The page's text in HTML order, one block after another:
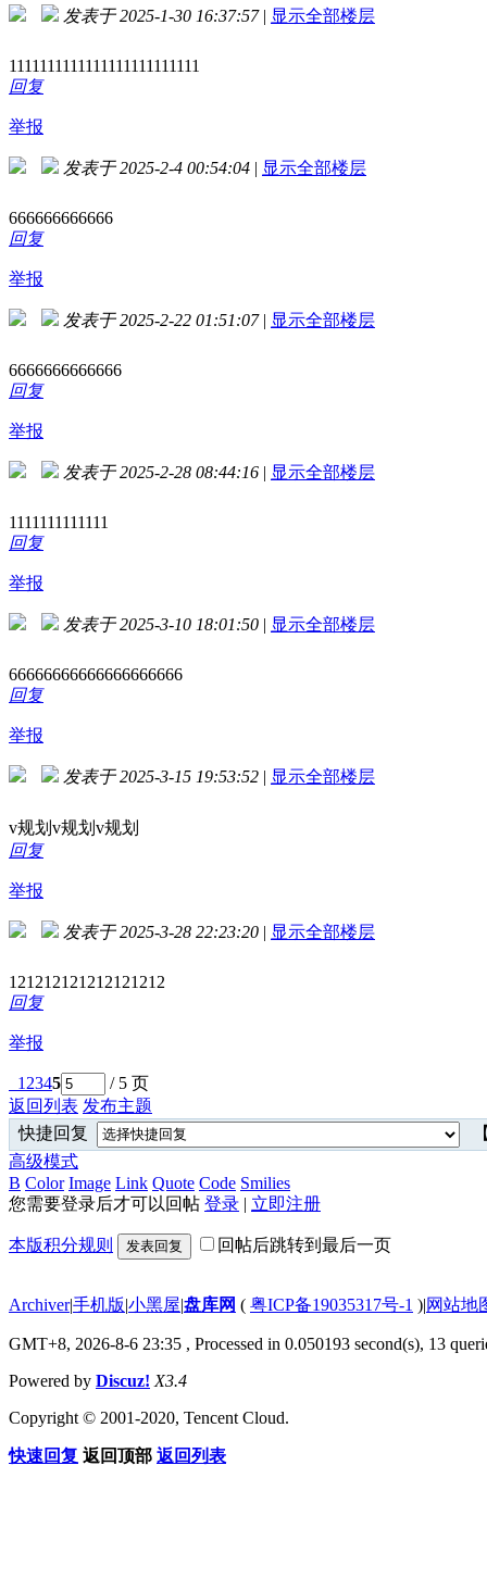
发表于 2025-1-30 16:37:57 | 显示全部楼层
1111111111111111111111111
回复
举报
发表于 2025-2-4 00:54:04 | 显示全部楼层
666666666666
回复
举报
发表于 2025-2-22 01:51:07 | 显示全部楼层
6666666666666
回复
举报
发表于 2025-2-28 08:44:16 | 显示全部楼层
1111111111111
回复
举报
发表于 2025-3-10 18:01:50 | 显示全部楼层
66666666666666666666
回复
举报
发表于 2025-3-15 19:53:52 | 显示全部楼层
v规划v规划v规划
回复
举报
发表于 2025-3-28 22:23:20 | 显示全部楼层
121212121212121212
回复
举报
1 2345
/ 5 页
返回列表 发布主题
快捷回复
高级模式
B Color Image Link Quote Code Smilies
您需要登录后才可以回帖 登录 | 立即注册
本版积分规则 发表回复 回帖后跳转到最后一页
Archiver|手机版|小黑屋|盘库网 ( 粤ICP备19035317号-1 )|网站地
GMT+8, 2026-8-6 23:35 , Processed in 0.050193 second(s), 13
Powered by Discuz! X3.4
Copyright © 2001-2020, Tencent Cloud.
快速回复 返回顶部 返回列表